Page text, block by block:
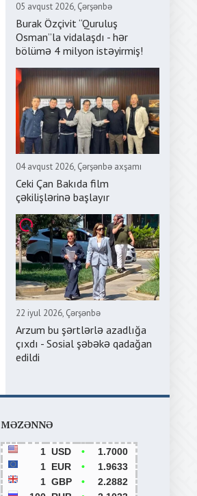
05 avqust 2026, Çərşənbə
Burak Özçivit “Quruluş
Osman”la vidalaşdı - hər
bölümə 4 milyon istəyirmiş!
04 avqust 2026, Çərşənbə axşamı
Ceki Çan Bakıda film
çəkilişlərinə başlayır
22 iyul 2026, Çərşənbə
Arzum bu şərtlərlə azadlığa
çıxdı - Sosial şəbəkə qadağan
edildi
MƏZƏNNƏ
1 USD •
1.7000
1 EUR •
1.9633
1 GBP •
2.2882